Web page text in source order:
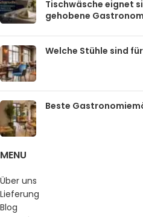
Tischwäsche eignet
gehobene
Welche Stühle sind
Beste
MENU
Über uns
Lieferung
Blog